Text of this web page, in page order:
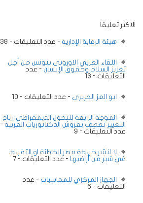
الاكثر تعليقا
هيئة الرقابة الإدارية - عدد التعليقات - 38
اللقاء العربي الاوروبي بتونس من أجل
تعزيز السلام وحقوق الإنسان - عدد
التعليقات - 13
ابو العز الحريرى - عدد التعليقات - 10
الموجة الرابعة للتحول الديمقراطي: رياح
التغيير تعصف بعروش الدكتاتوريات العربية -
عدد التعليقات - 9
لا لنشر خريطة مصر الخاطئة او التفريط
في شبر من أراضيها - عدد التعليقات - 7
الجهاز المركزي للمحاسبات - عدد
التعليقات - 6